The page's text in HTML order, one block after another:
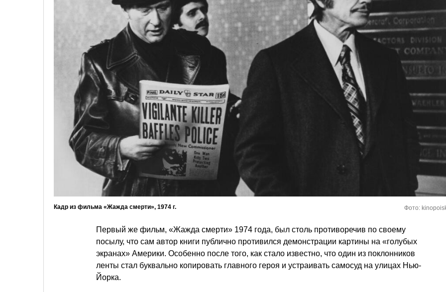
Кадр из фильма «Жажда смерти», 1974 г. Фото:
Первый же фильм, «Жажда смерти» 1974 года, был столь противоречив по своему
посылу, что сам автор книги публично противился демонстрации картины на «голубых
экранах» Америки. Особенно после того, как стало известно, что один из поклонников
ленты стал буквально копировать главного героя и устраивать самосуд на улицах Нью-
Йорка.